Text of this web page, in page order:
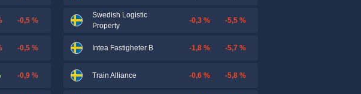
-0,5 %
-0,5 %
-0,9 %
Swedish Logistic
Property
-0,3 % -5,5 %
Intea Fastigheter B -1,8 % -5,7 %
Train Alliance -0,6 % -5,8 %